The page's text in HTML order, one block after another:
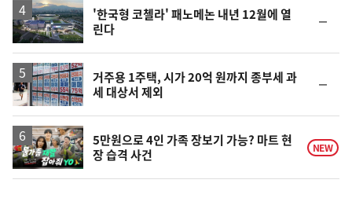
'한국형 코첼라' 패노메논 내년 12월에 열
린다
일
거주용 1주택, 시가 20억 원까지 종부세 과
세 대상서 제외
일
영
상
5만원으로 4인 가족 장보기 가능? 마트 현
장 습격 사건
NEW